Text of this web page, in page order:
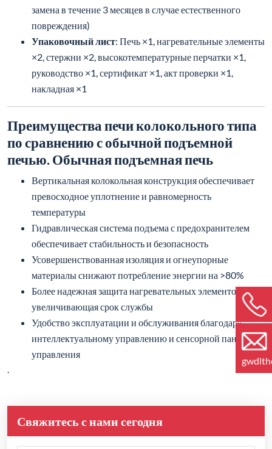
замена в течение 3 месяцев в случае естественного
повреждения)
Упаковочный лист: Печь ×1, нагревательные элементы
×2, стержни ×2, высокотемпературные перчатки ×1,
руководство ×1, сертификат ×1, акт проверки ×1,
накладная ×1
Преимущества печи колокольного типа
по сравнению с обычной подъемной
печью. Обычная подъемная печь
Вертикальная колокольная конструкция обеспечивает
превосходное уплотнение и равномерность
температуры
Гидравлическая система подъема с предохранителем
обеспечивает стабильность и безопасность
Усовершенствованная изоляция и огнеупорные
материалы снижают потребление энергии на >80%
Более надежная защита нагревательных элементов,
увеличивающая срок службы
Удобство эксплуатации и обслуживания благодаря
интеллектуальному управлению и сенсорной панели
управления
.
Свяжитесь с нами сегодня